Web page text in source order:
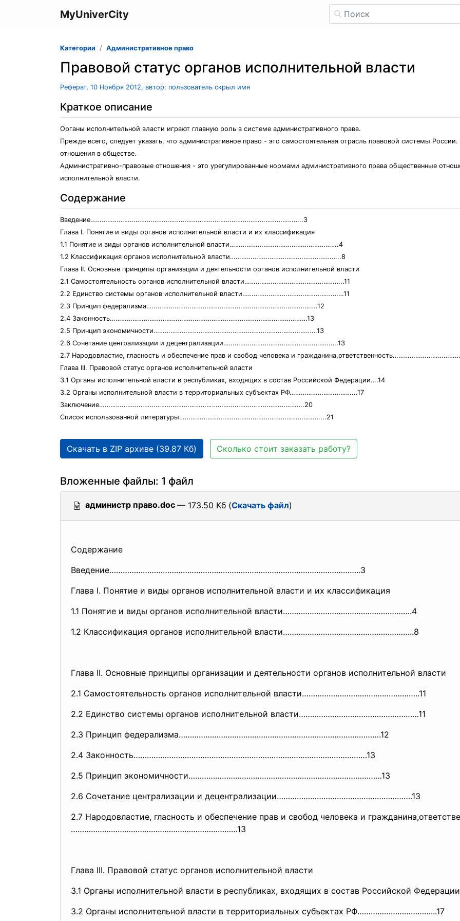
MyUniverCity
Категории Административное право
Правовой статус органов исполнительной власти
Реферат, 10 Ноября 2012, автор: пользователь скрыл имя
Краткое описание
Органы исполнительной власти играют главную роль в системе административного права.
Прежде всего, следует указать, что административное право - это самостоятельная отрасль правовой системы
отношения в обществе.
Административно-правовые отношения - это урегулированные нормами административного права общественные
исполнительной власти.
Содержание
Введение…………………………………………………………………………………………………..3
Глава I. Понятие и виды органов исполнительной власти и их классификация
1.1 Понятие и виды органов исполнительной власти………………………………………………….4
1.2 Классификация органов исполнительной власти…………………………………………………..8
Глава II. Основные принципы организации и деятельности органов исполнительной власти
2.1 Самостоятельность органов исполнительной власти……………………………………………..11
2.2 Единство системы органов исполнительной власти………………………………………………11
2.3 Принцип федерализма……………………………………………………………………………….12
2.4 Законность……………………………………………………………………………………………13
2.5 Принцип экономичности……………………………………………………………………………13
2.6 Сочетание централизации и децентрализации…………………………………………………….13
2.7 Народовластие, гласность и обеспечение прав и свобод человека и
Глава III. Правовой статус органов исполнительной власти
3.1 Органы исполнительной власти в республиках, входящих в состав Российской Федерации….14
3.2 Органы исполнительной власти в территориальных субъектах РФ……………………………...17
Заключение……………………………………………………………………………………………….20
Список использованной литературы…………………………………………………………………...21
Скачать в ZIP архиве (39.87 Кб) Сколько стоит заказать работу?
Вложенные файлы: 1 файл
администр право.doc — 173.50 Кб (Скачать файл)
Содержание
Введение…………………………………………………………………………………………………..3
Глава I. Понятие и виды органов исполнительной власти и их классификация
1.1 Понятие и виды органов исполнительной власти………………………………………………….4
1.2 Классификация органов исполнительной власти…………………………………………………..8
Глава II. Основные принципы организации и деятельности органов исполнительной власти
2.1 Самостоятельность органов исполнительной власти……………………………………………..11
2.2 Единство системы органов исполнительной власти………………………………………………11
2.3 Принцип федерализма……………………………………………………………………………….12
2.4 Законность……………………………………………………………………………………………13
2.5 Принцип экономичности……………………………………………………………………………13
2.6 Сочетание централизации и децентрализации…………………………………………………….13
2.7 Народовластие, гласность и обеспечение прав и свобод человека и
…………………………………………………………………13
Глава III. Правовой статус органов исполнительной власти
3.1 Органы исполнительной власти в республиках, входящих в состав Российской
3.2 Органы исполнительной власти в территориальных субъектах РФ……………………………...17